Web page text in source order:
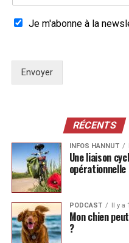
Je m'abonne à la
Envoyer
RÉCENTS
INFOS HANNUT
Une liaison
PODCAST Il y a
Mon chien
?